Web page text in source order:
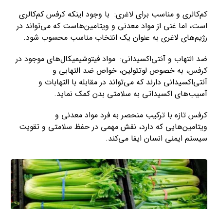
کم‌کالری و مناسب برای لاغری: با وجود اینکه کرفس کم‌کالری
است، اما غنی از مواد معدنی و ویتامین‌هاست که می‌تواند در
رژیم‌های لاغری به عنوان یک انتخاب مناسب محسوب شود.
ضد التهاب و آنتی‌اکسیدانی: مواد فیتوشیمیکال‌های موجود در
کرفس، به خصوص لوتئولین، خواص ضد التهابی و
آنتی‌اکسیدانی دارند که می‌تواند در مقابله با التهابات و
آسیب‌های اکسیداتی به سلامتی بدن کمک نماید.
کرفس تازه با ترکیب منحصر به فرد مواد معدنی و
ویتامین‌هایی که دارد، نقش مهمی در حفظ سلامتی و تقویت
سیستم ایمنی انسان ایفا می‌کند.